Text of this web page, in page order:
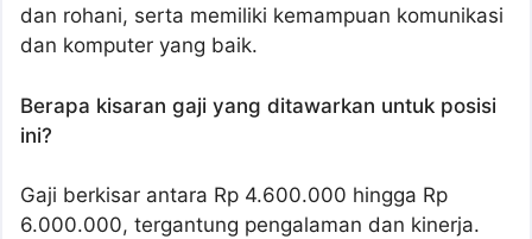
dan rohani, serta memiliki kemampuan komunikasi
dan komputer yang baik.
Berapa kisaran gaji yang ditawarkan untuk posisi
ini?
Gaji berkisar antara Rp 4.600.000 hingga Rp
6.000.000, tergantung pengalaman dan kinerja.